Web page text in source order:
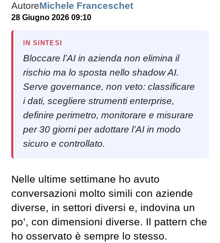
AutoreMichele Franceschet
28 Giugno 2026 09:10
IN SINTESI
Bloccare l’AI in azienda non elimina il
rischio ma lo sposta nello shadow AI.
Serve governance, non veto: classificare
i dati, scegliere strumenti enterprise,
definire perimetro, monitorare e misurare
per 30 giorni per adottare l’AI in modo
sicuro e controllato.
Nelle ultime settimane ho avuto
conversazioni molto simili con aziende
diverse, in settori diversi e, indovina un
po’, con dimensioni diverse. Il pattern che
ho osservato è sempre lo stesso.